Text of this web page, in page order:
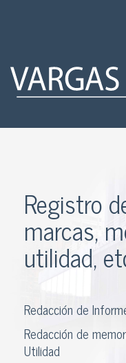
Registro
marcas,
utilidad,
Redacción de
Redacción de
Utilidad